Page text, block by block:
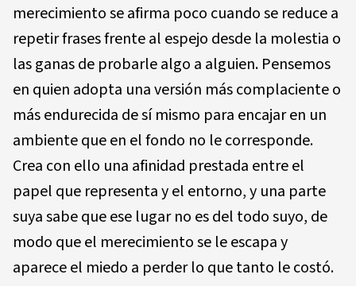
merecimiento se afirma poco cuando se reduce a
repetir frases frente al espejo desde la molestia o
las ganas de probarle algo a alguien. Pensemos
en quien adopta una versión más complaciente o
más endurecida de sí mismo para encajar en un
ambiente que en el fondo no le corresponde.
Crea con ello una afinidad prestada entre el
papel que representa y el entorno, y una parte
suya sabe que ese lugar no es del todo suyo, de
modo que el merecimiento se le escapa y
aparece el miedo a perder lo que tanto le costó.